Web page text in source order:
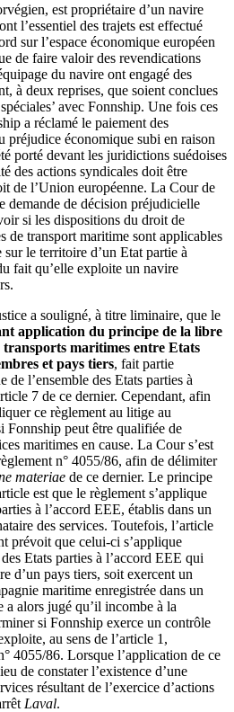
est propriétaire d’un navire
l’essentiel des trajets est effectué
sur l’espace économique européen
de faire valoir des revendications
du navire ont engagé des
à deux reprises, que soient conclues
avec Fonnship. Une fois ces
a réclamé le paiement des
préjudice économique subi en raison
porté devant les juridictions suédoises
des actions syndicales doit être
de l’Union européenne. La Cour de
demande de décision préjudicielle
si les dispositions du droit de
de transport maritime sont applicables
sur le territoire d’un Etat partie à
fait qu’elle exploite un navire
a souligné, à titre liminaire, que le
application du principe de la libre
transports maritimes entre Etats
et pays tiers, fait partie
de l’ensemble des Etats parties à
7 de ce dernier. Cependant, afin
ce règlement au litige au
peut être qualifiée de
maritimes en cause. La Cour s’est
n° 4055/86, afin de délimiter
materiae de ce dernier. Le principe
est que le règlement s’applique
à l’accord EEE, établis dans un
des services. Toutefois, l’article
prévoit que celui-ci s’applique
Etats parties à l’accord EEE qui
d’un pays tiers, soit exercent un
maritime enregistrée dans un
alors jugé qu’il incombe à la
si Fonnship exerce un contrôle
au sens de l’article 1,
4055/86. Lorsque l’application de ce
de constater l’existence d’une
résultant de l’exercice d’actions
Laval.